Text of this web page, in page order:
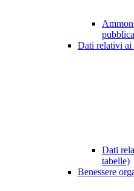
Dati relativi ai
Dati
tabelle)
Benessere